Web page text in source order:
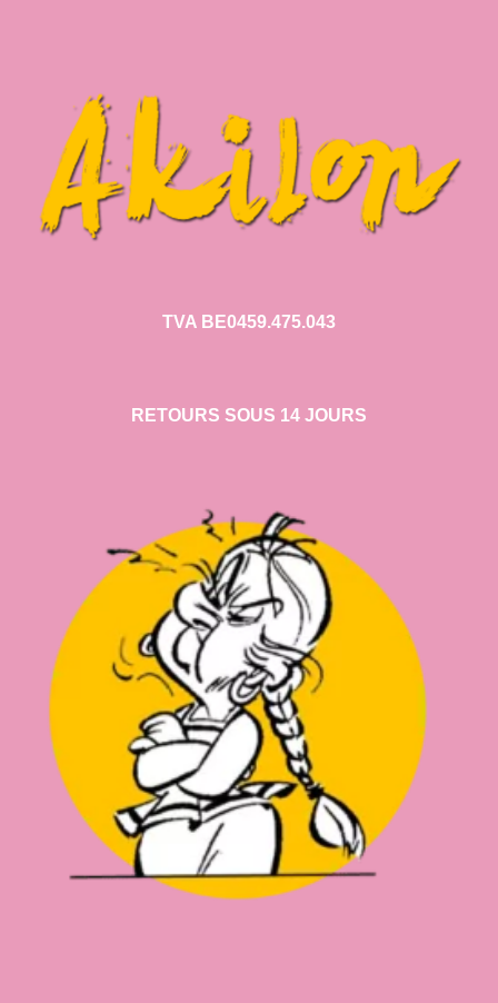
TVA BE0459.475.043
RETOURS SOUS 14 JOURS